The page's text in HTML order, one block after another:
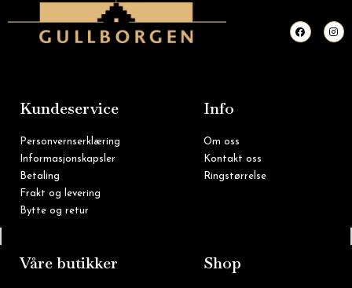
F
a
c
I
n
s
Kundeservice
Personvernserklæring
Informasjonskapsler
Betaling
Frakt og levering
Bytte og retur
Info
Om oss
Kontakt oss
Ringstørrelse
Våre butikker Shop